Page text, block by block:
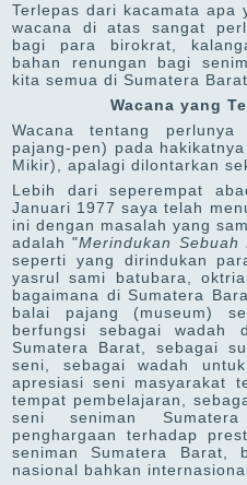
Terlepas dari kacamata apa
wacana di atas sangat
bagi para birokrat,
bahan renungan bagi
kita semua di Sumatera Barat.
Wacana yang
Wacana tentang
pajang-pen) pada
Mikir), apalagi dilontarkan
Lebih dari seperempat
Januari 1977 saya telah
ini dengan masalah yang
adalah "Merindukan Sebuah
seperti yang dirindukan
yasrul sami batubara,
bagaimana di Sumatera
balai pajang (museum)
berfungsi sebagai wadah
Sumatera Barat, sebagai
seni, sebagai wadah
apresiasi seni masyarakat
tempat pembelajaran,
seni seniman
penghargaan terhadap
seniman Sumatera Barat,
nasional bahkan